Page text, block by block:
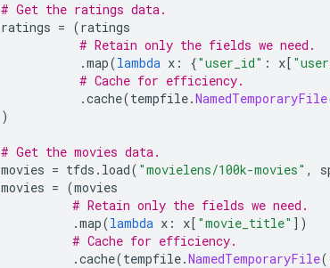
# Get the ratings data.
ratings = (ratings
# Retain only the fields we need.
.map(lambda x : {"user_id" : x[
# Cache for efficiency.
.cache(tempfile.NamedTemporaryFile
)
# Get the movies data.
movies = tfds . load( "movielens/100k-movies" ,
movies = (movies
# Retain only the fields we need.
.map(lambda x : x[ "movie_title" ])
# Cache for efficiency.
.cache(tempfile.NamedTemporaryFile